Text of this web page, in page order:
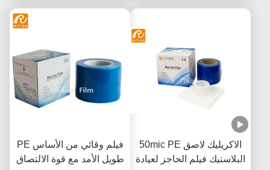
الاكريليك لاصق 50mic PE
البلاستيك فيلم الحاجز لعيادة
فيلم وقائي من الأساس PE
طويل الأمد مع قوة الالتصاق